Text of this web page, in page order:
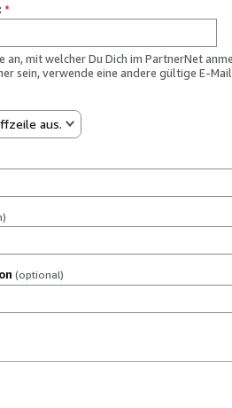
*
an, mit welcher Du Dich im PartnerNet
sein, verwende eine andere gültige E-
aus.
(optional)